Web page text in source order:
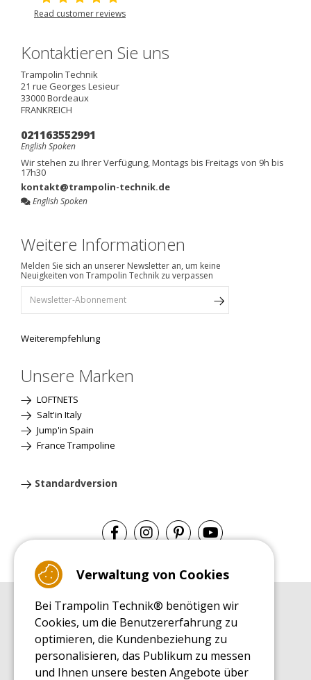
Read customer reviews
Kontaktieren Sie uns
Trampolin Technik
21 rue Georges Lesieur
33000Bordeaux
FRANKREICH
021163552991
English Spoken
Wir stehen zu Ihrer Verfügung, Montags bis Freitags von 9h bis
17h30
kontakt@trampolin-technik.de
English Spoken
Weitere Informationen
Melden Sie sich an unserer Newsletter an, um keine
Neuigkeiten von Trampolin Technik zu verpassen
Weiterempfehlung
Unsere Marken
LOFTNETS
Salt'in Italy
Jump'in Spain
France Trampoline
Standardversion
EINKAUFSRATGEBER
Einkaufsratgeber
MONTAGE RATGEBER
Montagehinweise für ein Freizeit Trampolin
Verwaltung von Cookies
Bei Trampolin Technik® benötigen wir
Cookies, um die Benutzererfahrung zu
optimieren, die Kundenbeziehung zu
personalisieren, das Publikum zu messen
und Ihnen unsere besten Angebote über